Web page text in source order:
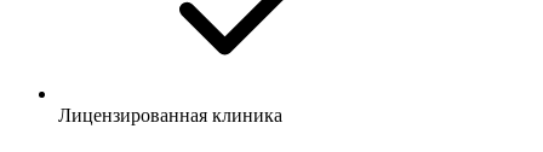
Лицензированная клиника